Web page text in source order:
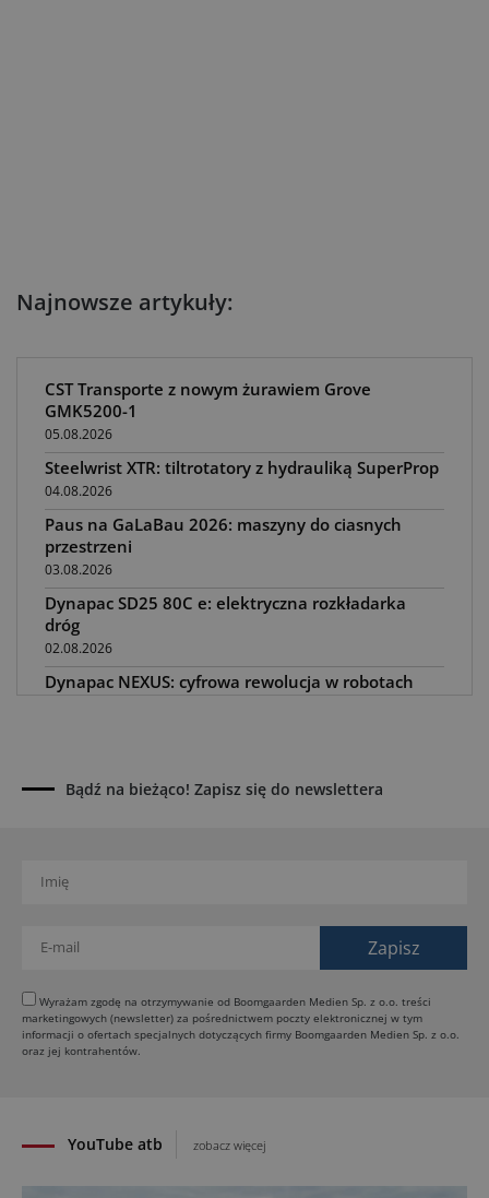
Najnowsze artykuły:
CST Transporte z nowym żurawiem Grove
GMK5200-1
05.08.2026
Steelwrist XTR: tiltrotatory z hydrauliką SuperProp
04.08.2026
Paus na GaLaBau 2026: maszyny do ciasnych
przestrzeni
03.08.2026
Dynapac SD25 80C e: elektryczna rozkładarka
dróg
02.08.2026
Dynapac NEXUS: cyfrowa rewolucja w robotach
177 BVO-5 PL
30.07.2026
29.07.2026
HIMOINSA na IRE Maastricht: mobilna energia dla
rentalu
28.07.2026
INSTATIQ P1: Putzmeister pokazuje drukarkę 3D
YouTube atb zobacz więcej
Bądź na bieżąco! Zapisz się do newslettera
Wyrażam zgodę na otrzymywanie od Boomgaarden Medien Sp. z o.o. treści
marketingowych (newsletter) za pośrednictwem poczty elektronicznej w tym
informacji o ofertach specjalnych dotyczących firmy Boomgaarden Medien Sp. z o.o.
oraz jej kontrahentów.